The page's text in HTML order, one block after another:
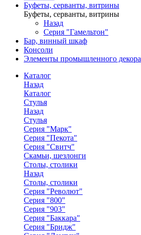
Буфеты, серванты, витрины
Буфеты, серванты, витрины
Назад
Серия "Гамельтон"
Бар, винный шкаф
Консоли
Элементы промышленного декора
Каталог
Назад
Каталог
Стулья
Назад
Стулья
Серия "Марк"
Серия "Пекота"
Серия "Свитч"
Скамьи, шезлонги
Столы, столики
Назад
Столы, столики
Серия "Револют"
Серия "800"
Серия "903"
Серия "Баккара"
Серия "Бридж"